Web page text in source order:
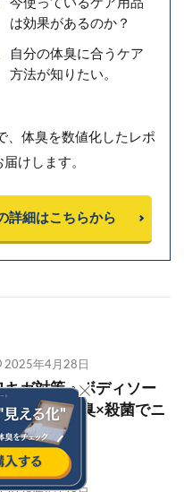
今使っているケア用品
は効果があるのか？
自分の体臭に合うケア
方法が知りたい。
、体臭を数値化したレポ
けします。
詳細はこちらから
2025年4月28日
キガ対策・ボディソー
＆石鹸｜消臭×殺菌でニ
イを抑える